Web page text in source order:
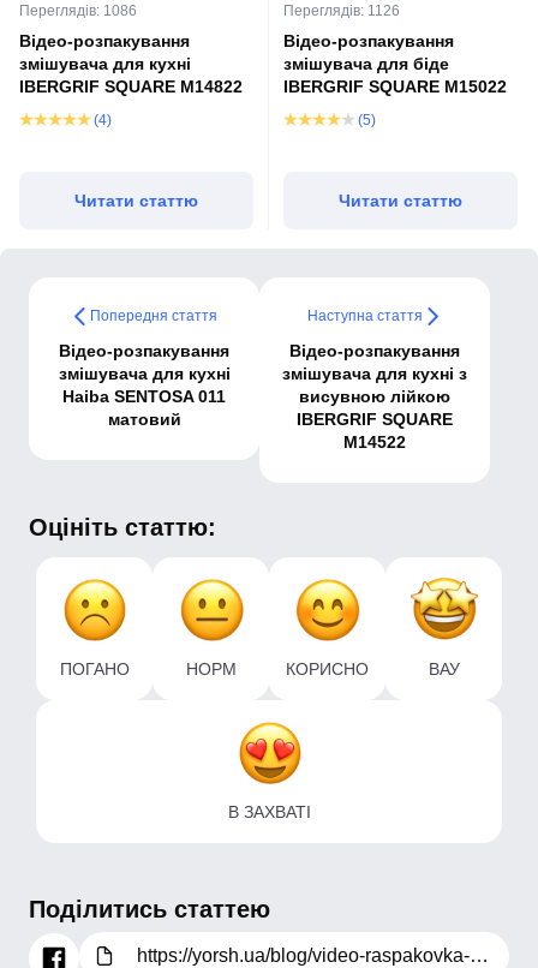
Переглядів: 1086
Відео-розпакування
змішувача для кухні
IBERGRIF SQUARE M14822
(4)
Читати статтю
Переглядів: 1126
Відео-розпакування
змішувача для біде
IBERGRIF SQUARE M15022
(5)
Читати статтю
Попередня стаття
Відео-розпакування
змішувача для кухні
Haiba SENTOSA 011
матовий
Наступна стаття
Відео-розпакування
змішувача для кухні з
висувною лійкою
IBERGRIF SQUARE
M14522
Оцініть статтю:
ПОГАНО НОРМ КОРИСНО ВАУ
В ЗАХВАТІ
Поділитись статтею
https://yorsh.ua/blog/video-raspakovka-smesitelya-dlya-kukhni-ibergrif-square-m14522